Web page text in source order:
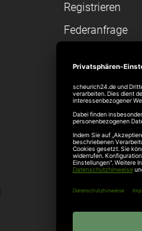
Registrieren
Federanfrage
Elektrische
Kontakt